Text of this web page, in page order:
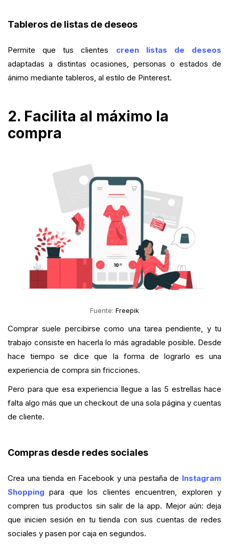
Tableros de listas de deseos
Permite que tus clientes creen listas de deseos
adaptadas a distintas ocasiones, personas o estados de
ánimo mediante tableros, al estilo de Pinterest.
2. Facilita al máximo la
compra
Fuente: Freepik
Comprar suele percibirse como una tarea pendiente, y tu
trabajo consiste en hacerla lo más agradable posible. Desde
hace tiempo se dice que la forma de lograrlo es una
experiencia de compra sin fricciones.
Pero para que esa experiencia llegue a las 5 estrellas hace
falta algo más que un checkout de una sola página y cuentas
de cliente.
Compras desde redes sociales
Crea una tienda en Facebook y una pestaña de Instagram
Shopping para que los clientes encuentren, exploren y
compren tus productos sin salir de la app. Mejor aún: deja
que inicien sesión en tu tienda con sus cuentas de redes
sociales y pasen por caja en segundos.